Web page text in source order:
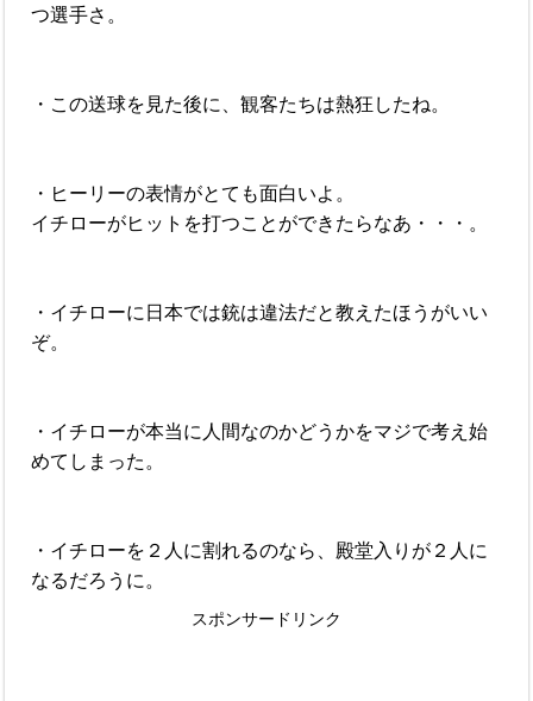
つ選手さ。
・この送球を見た後に、観客たちは熱狂したね。
・ヒーリーの表情がとても面白いよ。
イチローがヒットを打つことができたらなあ・・・。
・イチローに日本では銃は違法だと教えたほうがいい
ぞ。
・イチローが本当に人間なのかどうかをマジで考え始
めてしまった。
・イチローを２人に割れるのなら、殿堂入りが２人に
なるだろうに。
スポンサードリンク